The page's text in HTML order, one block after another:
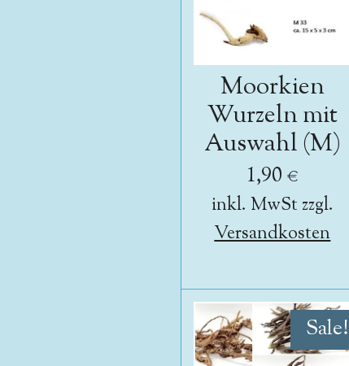
Moorkien
Wurzeln mit
Auswahl (M)
1,90 €
inkl. MwSt zzgl.
Versandkosten
Sale!